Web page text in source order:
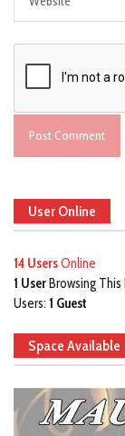
User Online
14 UsersOnline
1 UserBrowsing This
Users: 1 Guest
Space Available